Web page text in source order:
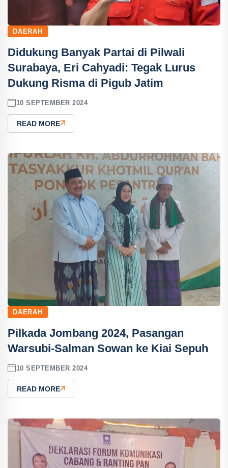
DAERAH
Didukung Banyak Partai di Pilwali
Surabaya, Eri Cahyadi: Tegak Lurus
Dukung Risma di Pigub Jatim
10 SEPTEMBER 2024
READ MORE
DAERAH
Pilkada Jombang 2024, Pasangan
Warsubi-Salman Sowan ke Kiai Sepuh
10 SEPTEMBER 2024
READ MORE